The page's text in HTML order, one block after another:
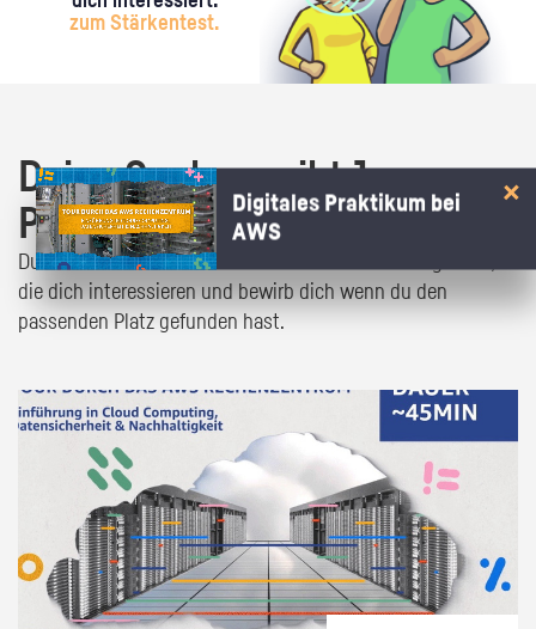
zum Stärkentest.
Deine Suche ergibt 1
Praktikumsangebot!
Du bist fast da! Klick dich durch die Praktikumsangebote,
die dich interessieren und bewirb dich wenn du den
passenden Platz gefunden hast.
Digitales Praktikum bei
AWS